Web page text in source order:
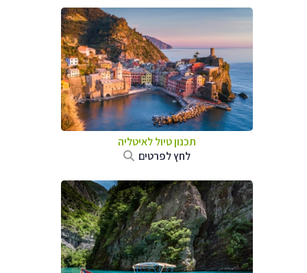
תכנון טיול לאיטליה
לחץ לפרטים